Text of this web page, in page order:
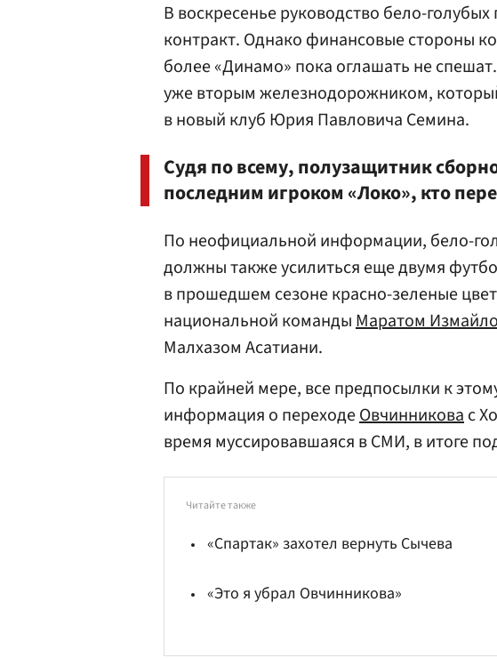
В воскресенье руководство бело-
контракт. Однако финансовые стороны
более «Динамо» пока оглашать не
уже вторым железнодорожником,
в новый клуб Юрия Павловича Семина.
Судя по всему, полузащитник
последним игроком «Локо», кто
По неофициальной информации, бело-
должны также усилиться еще двумя
в прошедшем сезоне красно-зеленые
национальной командыМаратом
Малхазом Асатиани.
По крайней мере, все предпосылки к
информация о переходеОвчинниковас
время муссировавшаяся в СМИ, в итоге
Читайте также
«Спартак» захотел вернуть Сычева
«Это я убрал Овчинникова»